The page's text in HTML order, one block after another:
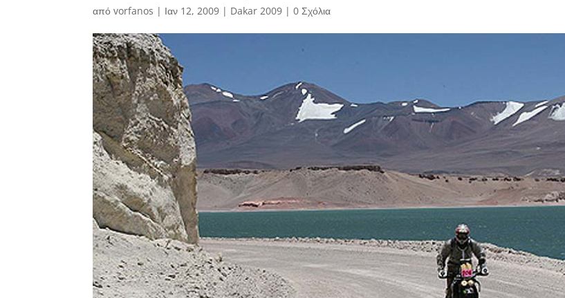
απόvorfanos | Ιαν 12, 2009 | Dakar 2009 |0 Σχόλια